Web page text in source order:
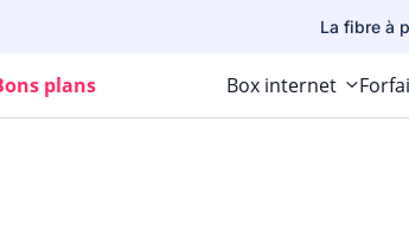
La fibre à
plans Box internet